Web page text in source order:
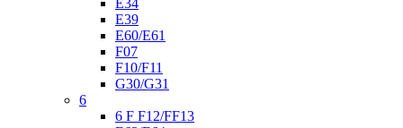
E34
E39
E60/E61
F07
F10/F11
G30/G31
6
6 F F12/FF13